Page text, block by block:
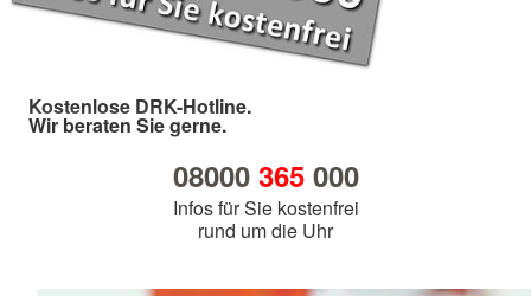
Kostenlose DRK-Hotline.
Wir beraten Sie gerne.
08000 365000
Infos für Sie kostenfrei
rund um die Uhr